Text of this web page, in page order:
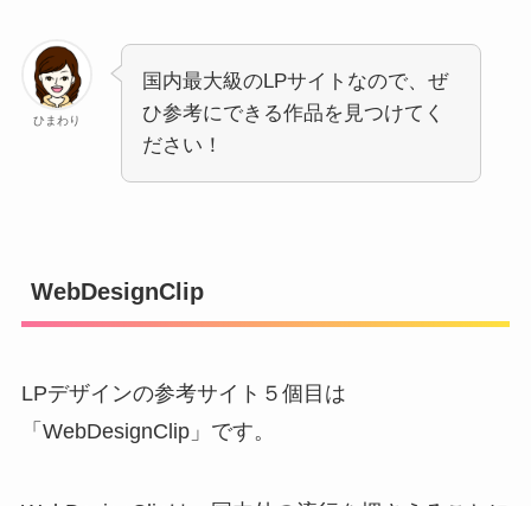
ひまわり
国内最大級のLPサイトなので、ぜ
ひ参考にできる作品を見つけてく
ださい！
WebDesignClip
LPデザインの参考サイト５個目は
「WebDesignClip」です。